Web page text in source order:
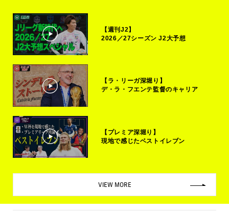
【週刊J2】
2026／27シーズン J2大予想
【ラ・リーガ深堀り】
デ・ラ・フエンテ監督のキャリア
【プレミア深堀り】
現地で感じたベストイレブン
VIEW MORE